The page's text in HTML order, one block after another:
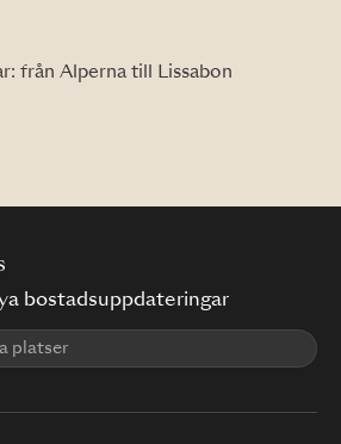
från Alperna till Lissabon
bostadsuppdateringar